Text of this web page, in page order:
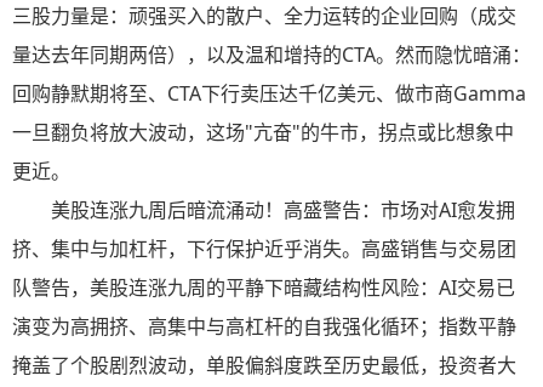
三股力量是：顽强买入的散户、全力运转的企业回购（成交
量达去年同期两倍），以及温和增持的CTA。然而隐忧暗涌：
回购静默期将至、CTA下行卖压达千亿美元、做市商Gamma
一旦翻负将放大波动，这场"亢奋"的牛市，拐点或比想象中
更近。
美股连涨九周后暗流涌动！高盛警告：市场对AI愈发拥
挤、集中与加杠杆，下行保护近乎消失。高盛销售与交易团
队警告，美股连涨九周的平静下暗藏结构性风险：AI交易已
演变为高拥挤、高集中与高杠杆的自我强化循环；指数平静
掩盖了个股剧烈波动，单股偏斜度跌至历史最低，投资者大